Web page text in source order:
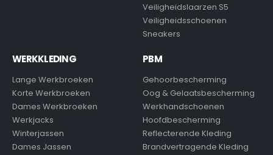
Veiligheidslaarzen S5
Veiligheidsschoenen
Sneakers
WERKKLEDING
Lange Werkbroeken
Korte Werkbroeken
Dames Werkbroeken
Werkjacks
Winterjassen
Dames Jassen
PBM
Gehoorbescherming
Oog & Gelaatsbescherming
Werkhandschoenen
Hoofdbescherming
Reflecterende Kleding
Brandvertragende Kleding